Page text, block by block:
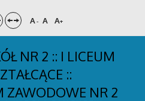
A- A A+
NR 2 :: I LICEUM
::
ZAWODOWE NR 2